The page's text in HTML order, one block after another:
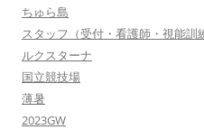
ちゅら島
スタッフ（受付・看護師・視能訓
ルクスターナ
国立競技場
薄暑
2023GW